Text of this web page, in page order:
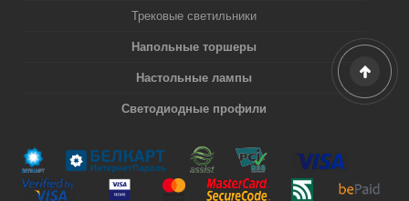
Трековые светильники
Напольные торшеры
Настольные лампы
Светодиодные профили